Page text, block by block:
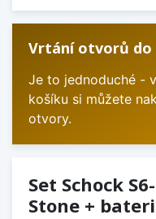
Vrtání otvorů do
Je to jednoduché -
košíku si můžete
otvory.
Set Schock
Stone +